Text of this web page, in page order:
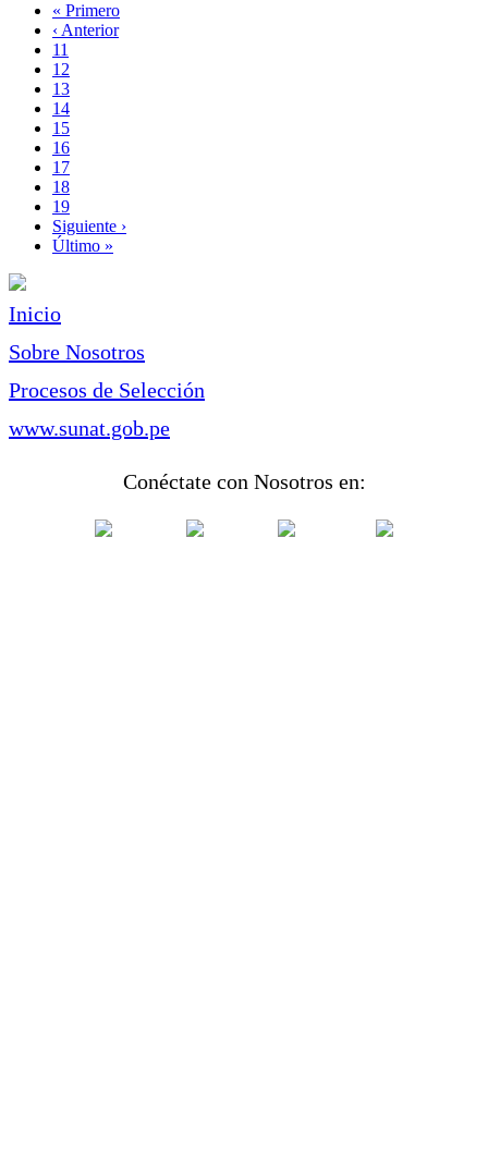
Paginación
Primera
página
« Primero
Página
anterior
‹ Anterior
Page
11
Page
12
Page
13
Page
14
Página
actual
15
Page
16
Page
17
Page
18
Page
19
Siguiente
página
Siguiente ›
Última
Último »
Inicio
Sobre Nosotros
Procesos de Selección
www.sunat.gob.pe
Conéctate con Nosotros en: